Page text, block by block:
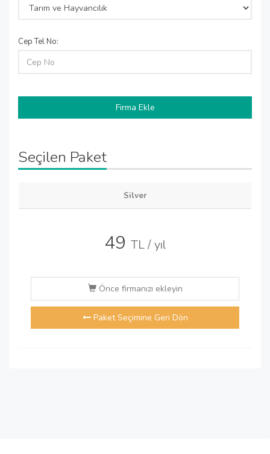
Cep Tel No:
Seçilen Paket
Silver
49 TL / yıl
Önce firmanızı ekleyin
Paket Seçimine Geri Dön